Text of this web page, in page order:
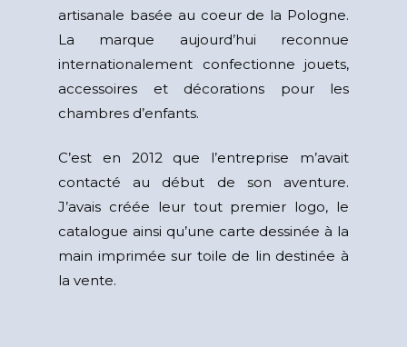
artisanale basée au coeur de la Pologne.
La marque aujourd’hui reconnue
internationalement confectionne jouets,
accessoires et décorations pour les
chambres d’enfants.
C’est en 2012 que l’entreprise m’avait
contacté au début de son aventure.
J’avais créée leur tout premier logo, le
catalogue ainsi qu’une carte dessinée à la
main imprimée sur toile de lin destinée à
la vente.